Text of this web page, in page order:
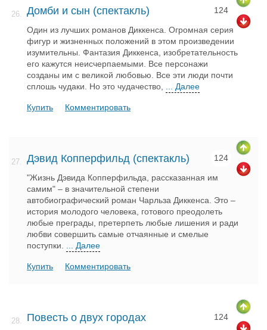
26. Домби и сын (спектакль) 124
Один из лучших романов Диккенса. Огромная серия
фигур и жизненных положений в этом произведении
изумительны. Фантазия Диккенса, изобретательность
его кажутся неисчерпаемыми. Все персонажи
созданы им с великой любовью. Все эти люди почти
сплошь чудаки. Но это чудачество,
... Далее
Купить Комментировать
27. Дэвид Копперфильд (спектакль) 124
"Жизнь Дэвида Копперфильда, рассказанная им
самим" – в значительной степени
автобиографический роман Чарльза Диккенса. Это –
история молодого человека, готового преодолеть
любые преграды, претерпеть любые лишения и ради
любви совершить самые отчаянные и смелые
поступки.
... Далее
Купить Комментировать
28. Повесть о двух городах 124